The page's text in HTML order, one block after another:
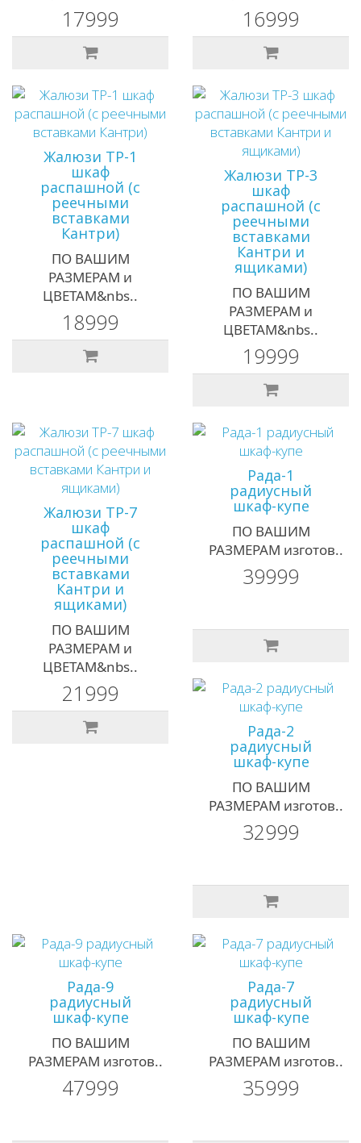
17999 16999
Жалюзи ТР-1
шкаф
распашной (с
реечными
вставками
Кантри)
ПО ВАШИМ
РАЗМЕРАМ и
ЦВЕТАМ&nbs..
18999
Жалюзи ТР-3
шкаф
распашной (с
реечными
вставками
Кантри и
ящиками)
ПО ВАШИМ
РАЗМЕРАМ и
ЦВЕТАМ&nbs..
19999
Жалюзи ТР-7
шкаф
распашной (с
реечными
вставками
Кантри и
ящиками)
ПО ВАШИМ
РАЗМЕРАМ и
ЦВЕТАМ&nbs..
21999
Рада-1
радиусный
шкаф-купе
ПО ВАШИМ
РАЗМЕРАМ изготов..
39999
Рада-2
радиусный
шкаф-купе
ПО ВАШИМ
РАЗМЕРАМ изготов..
32999
Рада-9
радиусный
шкаф-купе
ПО ВАШИМ
РАЗМЕРАМ изготов..
47999
Рада-7
радиусный
шкаф-купе
ПО ВАШИМ
РАЗМЕРАМ изготов..
35999